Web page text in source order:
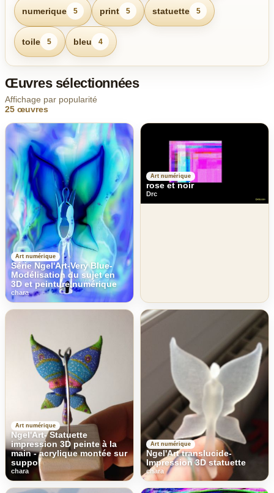
numerique 5 print 5 statuette 5
toile 5 bleu 4
Œuvres sélectionnées
Affichage par popularité
25 œuvres
Art numérique
Série Ngel'Art-Very Blue-
Modélisation du sujet en
3D et peinture numérique
chara
Art numérique
rose et noir
Drc
Art numérique
Ngel'Art- Statuette
impression 3D peinte à la
main - acrylique montée sur
suppo
chara
Art numérique
Ngel'Art translucide-
Impression 3D statuette
chara